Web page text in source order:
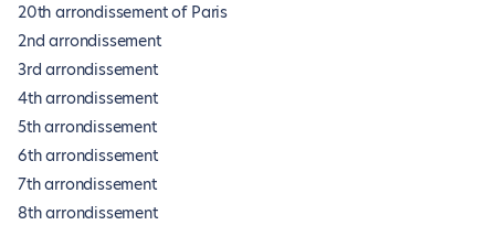
20th arrondissement of Paris
2nd arrondissement
3rd arrondissement
4th arrondissement
5th arrondissement
6th arrondissement
7th arrondissement
8th arrondissement